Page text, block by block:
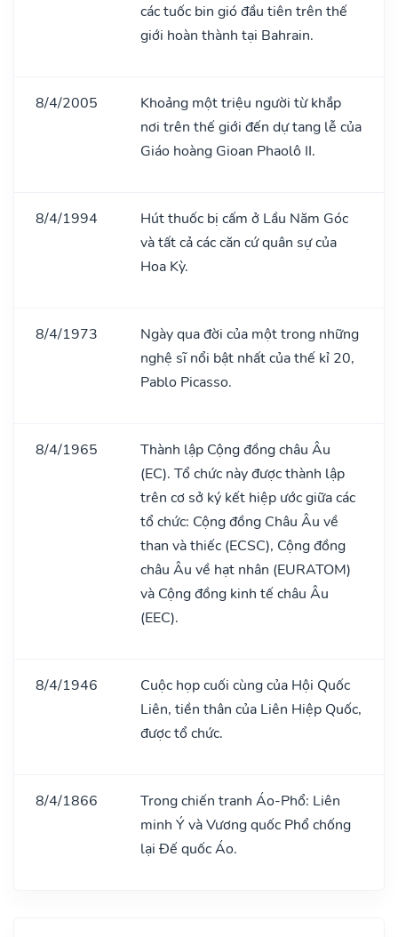
các tuốc bin gió đầu tiên trên thế
giới hoàn thành tại Bahrain.
8/4/2005
Khoảng một triệu người từ khắp
nơi trên thế giới đến dự tang lễ của
Giáo hoàng Gioan Phaolô II.
8/4/1994
Hút thuốc bị cấm ở Lầu Năm Góc
và tất cả các căn cứ quân sự của
Hoa Kỳ.
8/4/1973
Ngày qua đời của một trong những
nghệ sĩ nổi bật nhất của thế kỉ 20,
Pablo Picasso.
8/4/1965
Thành lập Cộng đồng châu Âu
(EC). Tổ chức này được thành lập
trên cơ sở ký kết hiệp ước giữa các
tổ chức: Cộng đồng Châu Âu về
than và thiếc (ECSC), Cộng đồng
châu Âu về hạt nhân (EURATOM)
và Cộng đồng kinh tế châu Âu
(EEC).
8/4/1946
Cuộc họp cuối cùng của Hội Quốc
Liên, tiền thân của Liên Hiệp Quốc,
được tổ chức.
8/4/1866
Trong chiến tranh Áo-Phổ: Liên
minh Ý và Vương quốc Phổ chống
lại Đế quốc Áo.